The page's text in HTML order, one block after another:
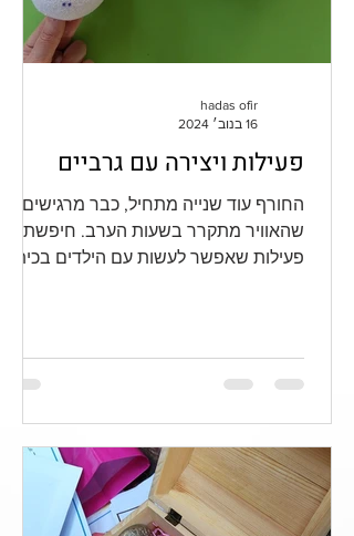
פעילות ויצירה עם גרביים
החורף עוד שנייה מתחיל, כבר מרגישים
שהאוויר מתקרר בשעות הערב. חיפשתי
פעילות שאפשר לעשות עם הילדים בכיתה
hadas ofir
16 בנוב׳ 2024